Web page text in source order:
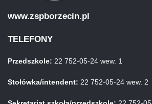
www.zspborzecin.pl
TELEFONY
Przedszkole: 22 752-05-24 wew. 1
Stołówka/intendent: 22 752-05-24 wew. 2